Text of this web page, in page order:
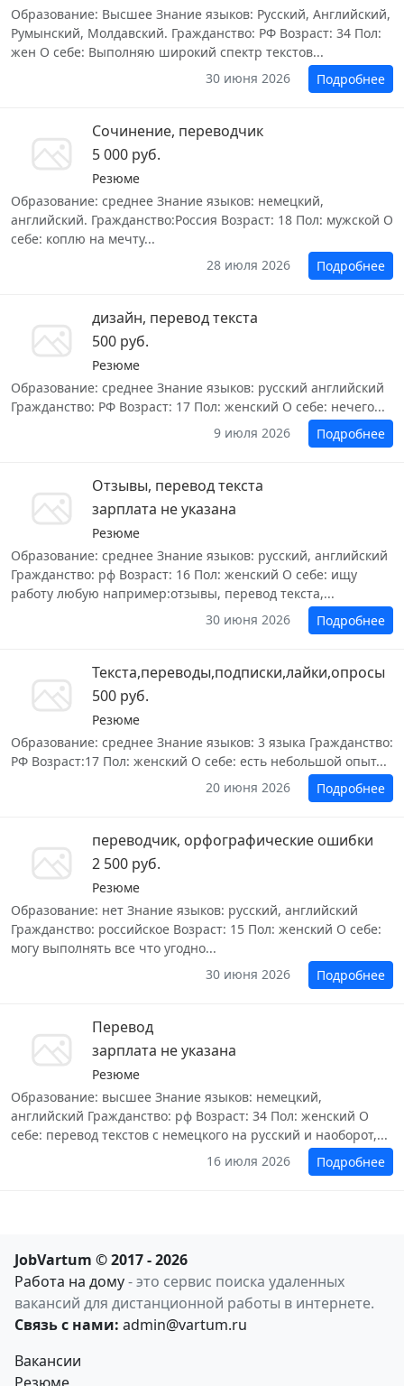
Образование: Высшее Знание языков: Русский, Английский,
Румынский, Молдавский. Гражданство: РФ Возраст: 34 Пол:
жен О себе: Выполняю широкий спектр текстов...
30 июня 2026
Подробнее
Сочинение, переводчик
5 000 руб.
Резюме
Образование: среднее Знание языков: немецкий,
английский. Гражданство:Россия Возраст: 18 Пол: мужской О
себе: коплю на мечту...
28 июля 2026
Подробнее
дизайн, перевод текста
500 руб.
Резюме
Образование: среднее Знание языков: русский английский
Гражданство: РФ Возраст: 17 Пол: женский О себе: нечего...
9 июля 2026
Подробнее
Отзывы, перевод текста
зарплата не указана
Резюме
Образование: среднее Знание языков: русский, английский
Гражданство: рф Возраст: 16 Пол: женский О себе: ищу
работу любую например:отзывы, перевод текста,...
30 июня 2026
Подробнее
Текста,переводы,подписки,лайки,опросы
500 руб.
Резюме
Образование: среднее Знание языков: 3 языка Гражданство:
РФ Возраст:17 Пол: женский О себе: есть небольшой опыт...
20 июня 2026
Подробнее
переводчик, орфографические ошибки
2 500 руб.
Резюме
Образование: нет Знание языков: русский, английский
Гражданство: российское Возраст: 15 Пол: женский О себе:
могу выполнять все что угодно...
30 июня 2026
Подробнее
Перевод
зарплата не указана
Резюме
Образование: высшее Знание языков: немецкий,
английский Гражданство: рф Возраст: 34 Пол: женский О
себе: перевод текстов с немецкого на русский и наоборот,...
16 июля 2026
Подробнее
JobVartum © 2017 - 2026
Работа на дому- это сервис поиска удаленных
вакансий для дистанционной работы в интернете.
Связь с нами: admin@vartum.ru
Вакансии